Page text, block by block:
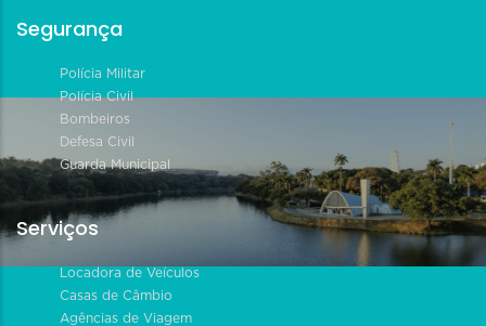
Segurança
Polícia Militar
Polícia Civil
Bombeiros
Defesa Civil
Guarda Municipal
Serviços
Locadora de Veículos
Casas de Câmbio
Agências de Viagem